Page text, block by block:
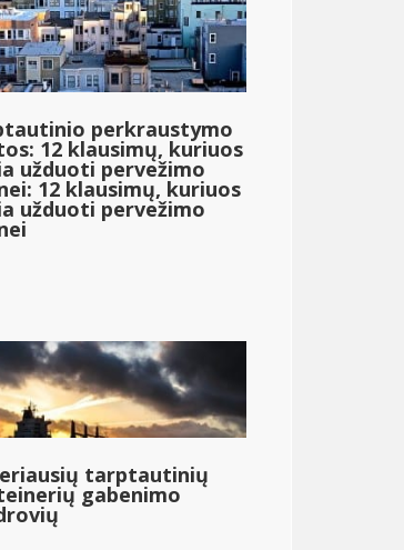
perkraustymo
12 klausimų, kuriuos
užduoti pervežimo
12 klausimų, kuriuos
užduoti pervežimo
tarptautinių
gabenimo